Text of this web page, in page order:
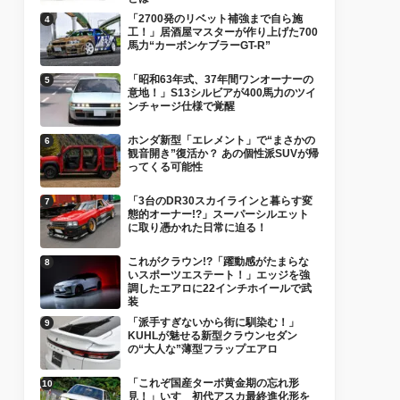
「2700発のリベット補強まで自ら施
工！」居酒屋マスターが作り上げた700
馬力“カーボンケブラーGT-R”
「昭和63年式、37年間ワンオーナーの
意地！」S13シルビアが400馬力のツイ
ンチャージ仕様で覚醒
ホンダ新型「エレメント」で“まさかの
観音開き”復活か？ あの個性派SUVが帰
ってくる可能性
「3台のDR30スカイラインと暮らす変
態的オーナー!?」スーパーシルエット
に取り憑かれた日常に迫る！
これがクラウン!?「躍動感がたまらな
いスポーツエステート！」エッジを強
調したエアロに22インチホイールで武
装
「派手すぎないから街に馴染む！」
KUHLが魅せる新型クラウンセダン
の“大人な”薄型フラップエアロ
「これぞ国産ターボ黄金期の忘れ形
見！」いすゞ初代アスカ最終進化形を